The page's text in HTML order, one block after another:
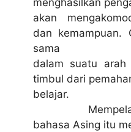
menghasilkan
akan
dan kemampuan.
sama
dalam suatu
timbul dari
belajar.
bahasa Asing itu